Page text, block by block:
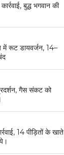
बुद्ध भगवान की
में रूट डायवर्जन, 14–
गैस संकट को
14 पीड़ितों के खाते